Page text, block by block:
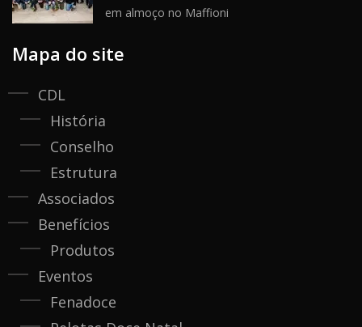
em almoço no Maffioni
Mapa do site
CDL
História
Conselho
Estrutura
Associados
Benefícios
Produtos
Eventos
Fenadoce